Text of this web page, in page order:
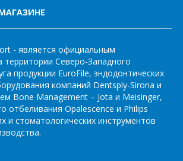
- является официальным
территории Северо-Западного
продукции EuroFile, эндодонтических
компаний Dentsply-Sirona и
Bone Management – Jota и Meisinger,
отбеливания Opalescence и Philips
и стоматологических инструментов